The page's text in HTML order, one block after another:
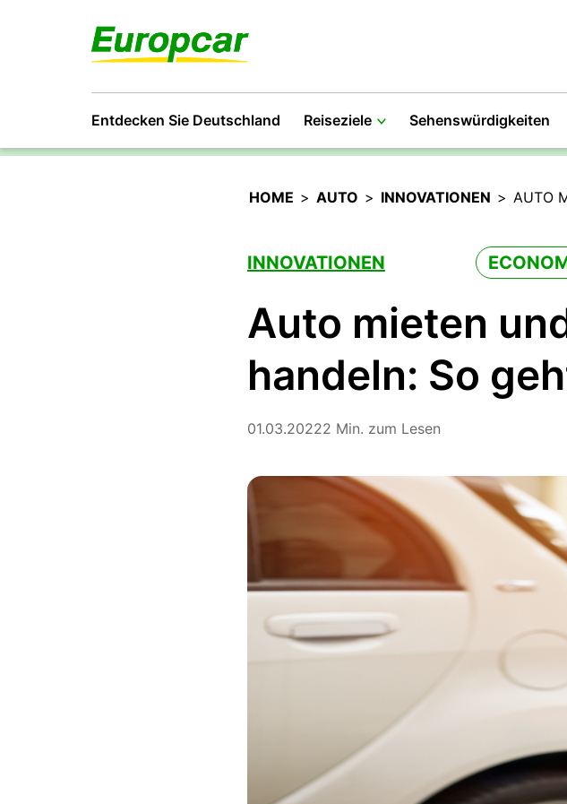
Entdecken Sie Deutschland Reiseziele Sehenswürdigkeiten
HOME > AUTO > INNOVATIONEN > AUTO
INNOVATIONEN
Auto mieten
handeln: So
01.03.20222 Min. zum Lesen